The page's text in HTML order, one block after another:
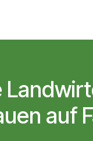
auf